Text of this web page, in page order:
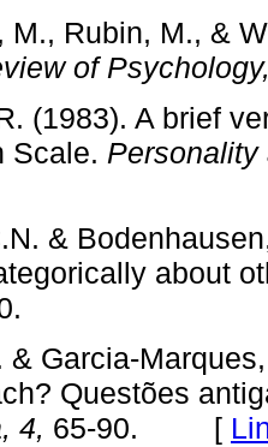
M., Rubin, M., &
of
(1983). A brief
Scale.
&
about
& Garcia-
Questões
4, 65-90. [